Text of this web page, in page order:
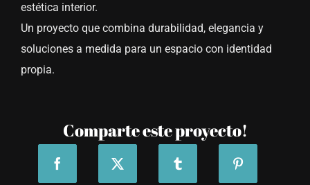
estética interior.
Un proyecto que combina durabilidad, elegancia y
soluciones a medida para un espacio con identidad
propia.
Comparte este proyecto!